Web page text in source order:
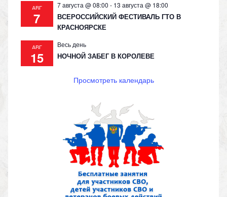
АВГ
7
7 августа @ 08:00 - 13 августа @ 18:00
ВСЕРОССИЙСКИЙ ФЕСТИВАЛЬ ГТО В
КРАСНОЯРСКЕ
АВГ
15
Весь день
НОЧНОЙ ЗАБЕГ В КОРОЛЕВЕ
Просмотреть календарь